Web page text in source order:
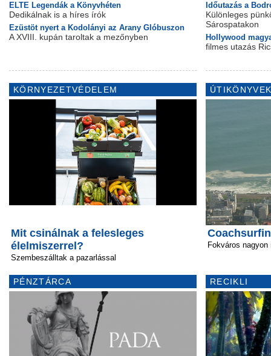
ELTE Legendák a Könyvhéten
Dedikálnak is a híres írók
Ezüstöt nyert a Kodolányi az Arany Glóbuszon
A XVIII. kupán taroltak a mezőnyben
KÖRNYEZETVÉDELEM
Mit csinálnak a felesleges
élelmiszerrel?
Szembeszálltak a pazarlással
PÉNZTÁRCA
Időutazás a
Különleges
Sárospatakon
Hollywood
filmes utazás
Fokváros
RECIKLI